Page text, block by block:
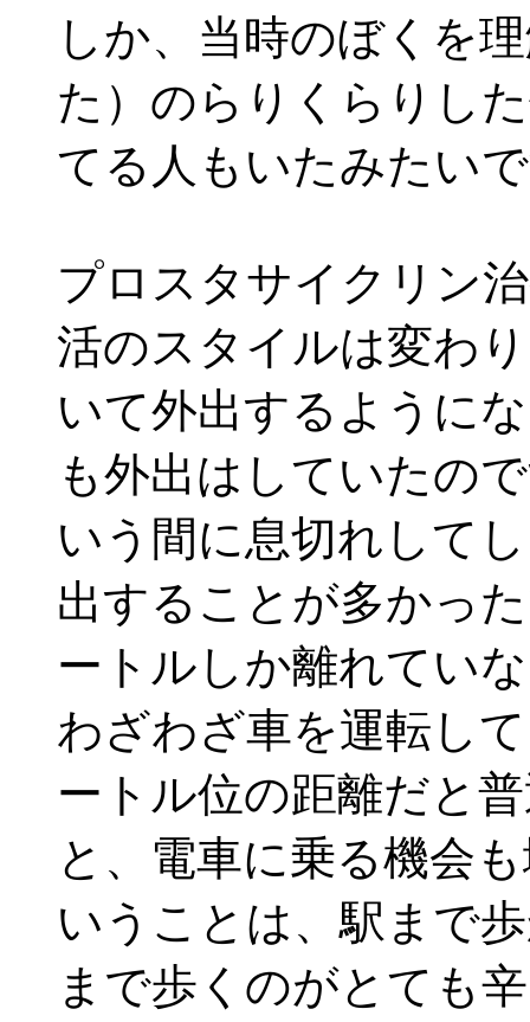
しか、当時のぼくを
た）のらりくらりし
てる人もいたみたい
プロスタサイクリン
活のスタイルは変わ
いて外出するように
も外出はしていたの
いう間に息切れして
出することが多かっ
ートルしか離れてい
わざわざ車を運転し
ートル位の距離だと
と、電車に乗る機会
いうことは、駅まで
まで歩くのがとても